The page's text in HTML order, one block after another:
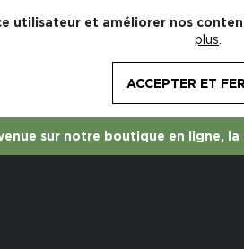
utilisateur et améliorer nos
plus
ACCEPTER ET
sur notre boutique en ligne,